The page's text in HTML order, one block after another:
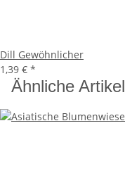
Dill Gewöhnlicher
1,39 € *
Ähnliche Artikel